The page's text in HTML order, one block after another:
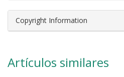
Copyright Information
Artículos similares